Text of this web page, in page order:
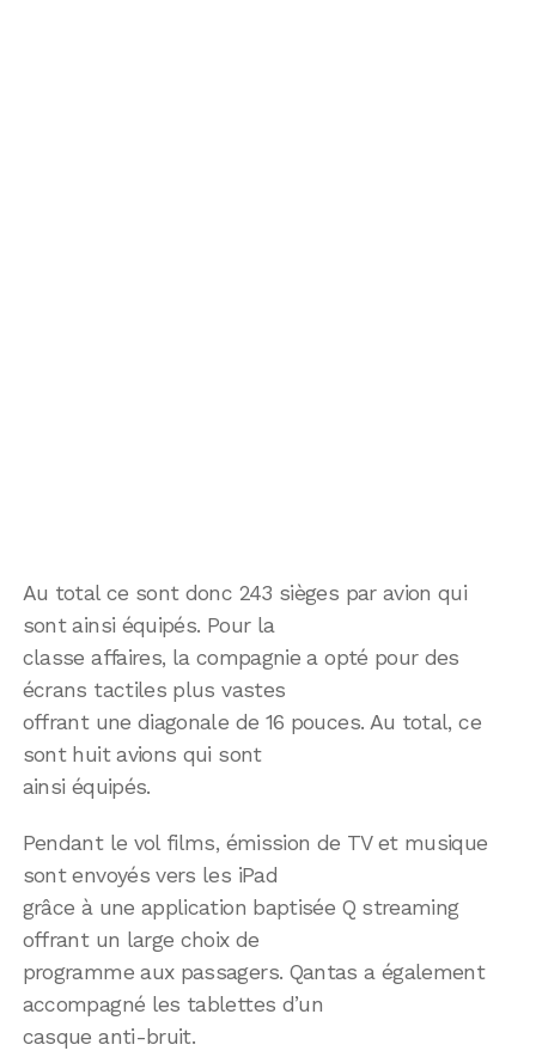
Au total ce sont donc 243 sièges par avion qui
sont ainsi équipés. Pour la
classe affaires, la compagnie a opté pour des
écrans tactiles plus vastes
offrant une diagonale de 16 pouces. Au total, ce
sont huit avions qui sont
ainsi équipés.
Pendant le vol films, émission de TV et musique
sont envoyés vers les iPad
grâce à une application baptisée Q streaming
offrant un large choix de
programme aux passagers. Qantas a également
accompagné les tablettes d’un
casque anti-bruit.